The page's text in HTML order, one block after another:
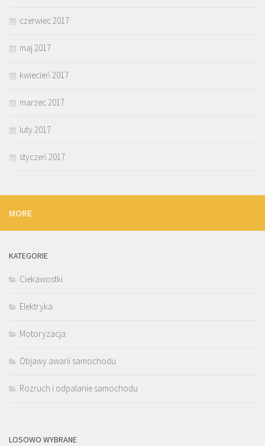
czerwiec 2017
maj 2017
kwiecień 2017
marzec 2017
luty 2017
styczeń 2017
MORE
KATEGORIE
Ciekawostki
Elektryka
Motoryzacja
Objawy awarii samochodu
Rozruch i odpalanie samochodu
LOSOWO WYBRANE